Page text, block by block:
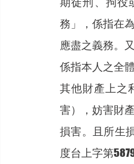
務」，係指在
應盡之義務。
係指本人之全
其他財產上之
害），妨害財
損害。且所生
度台上字第